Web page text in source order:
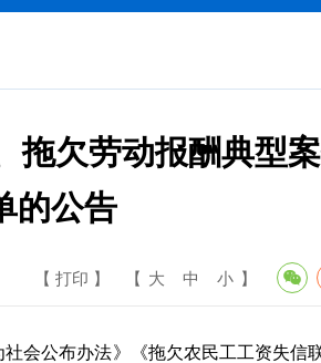
拖欠劳动报酬典型
的公告
【 打印 】 【 大 中 小 】
会公布办法》《拖欠农民工工资失信